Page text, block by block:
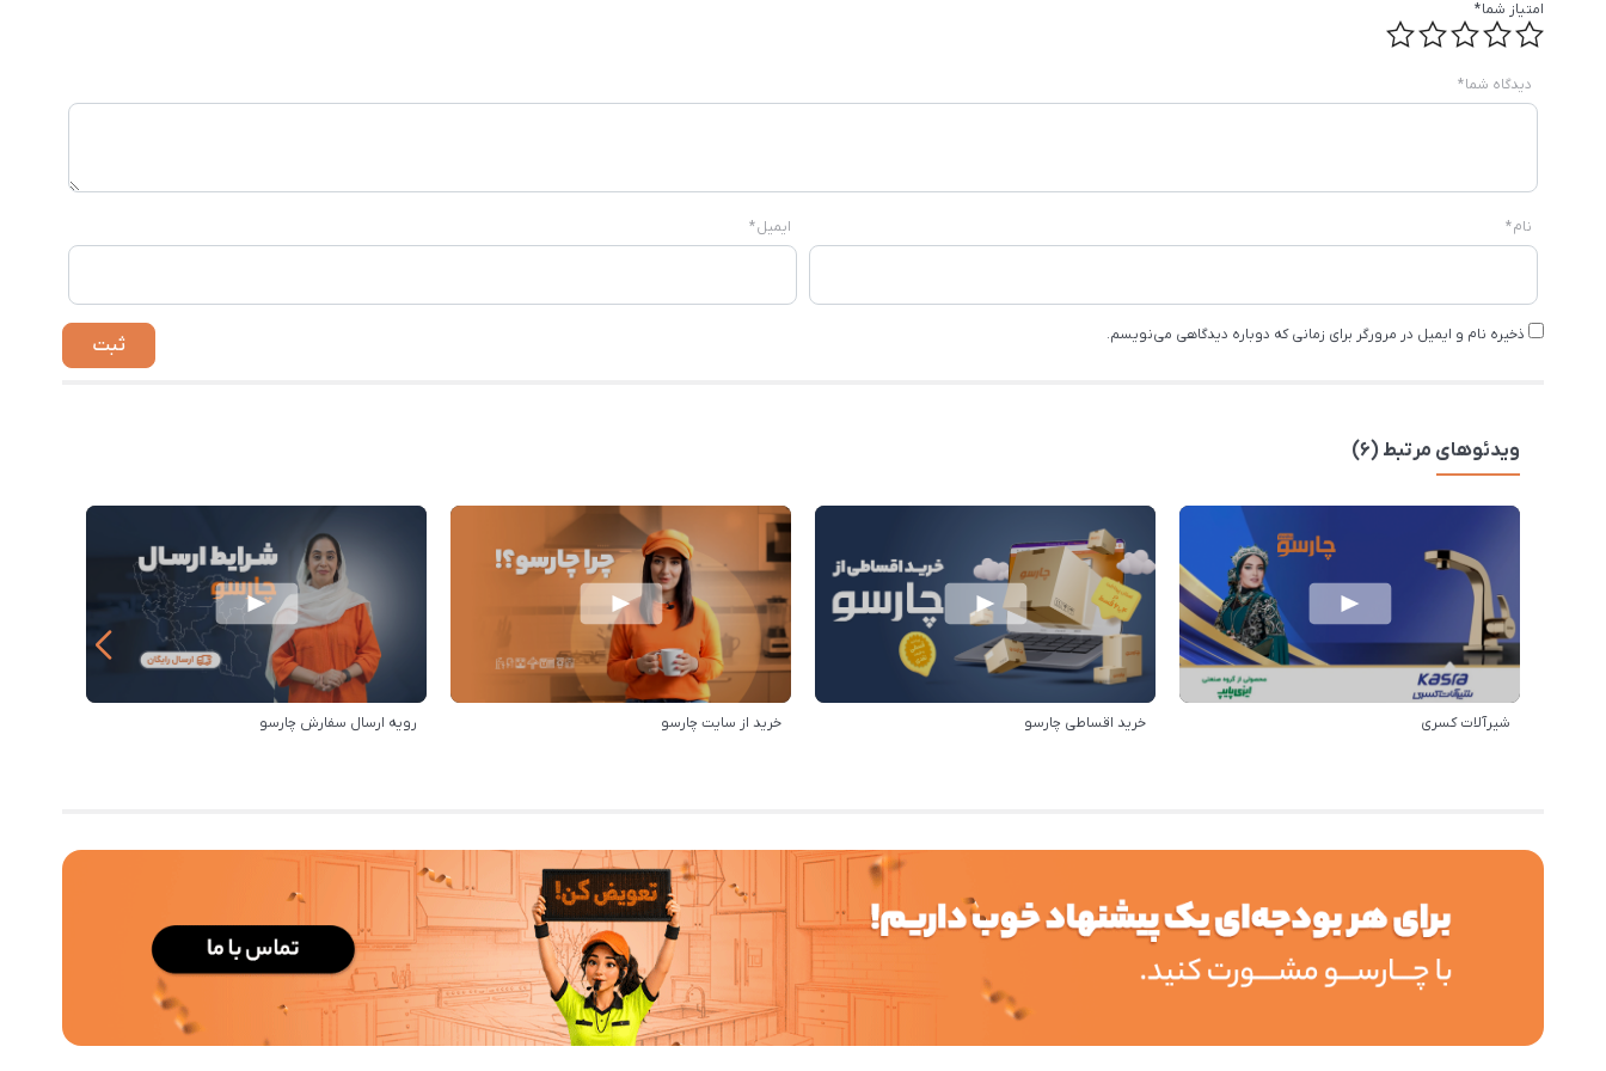
امتیاز شما*
دیدگاه شما*
نام* ایمیل*
ذخیره نام و ایمیل در مرورگر برای زمانی که دوباره دیدگاهی می‌نویسم.
ویدئوهای مرتبط (6)
شیرآلات کسری خرید اقساطی چارسو خرید از سایت چارسو رویه ارسال سفارش چارسو